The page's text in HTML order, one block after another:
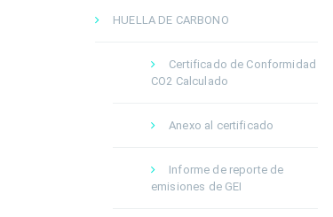
HUELLA DE CARBONO
Certificado de Conformidad
CO2 Calculado
Anexo al certificado
Informe de reporte de
emisiones de GEI